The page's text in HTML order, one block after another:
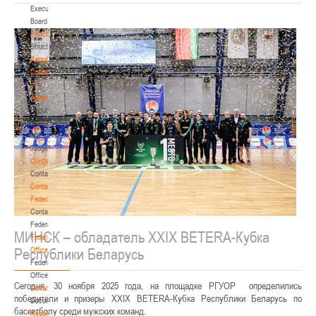
Executive
Board
Structure
Structure
Republican
Collegium
of
Judges
Republican
Collegium
of
Judges
Contacts
Contacts
Contact
Federation
Contact
Federation
Federation
Office
Federation
Office
Documentation
Documentation
Regulatory
МИНСК – обладатель XXIX BETERA-Кубка
Республики Беларусь
Сегодня, 30 ноября 2025 года, на площадке РГУОР
определились
победители и призеры XXIX BETERA-Кубка Республики Беларусь по
баскетболу среди мужских команд.